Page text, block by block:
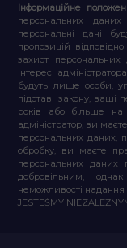
Інформаційне
персональних
персональні дані
пропозицій
захист
інтерес
будуть лише особи,
підставі закону, ваші
років або більше на
адміністратор, ви
персональних даних,
обробку, ви маєте
персональних даних
добровільним,
неможливості надання
JESTEŚMY